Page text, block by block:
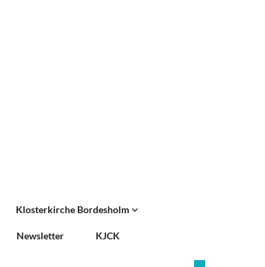
Klosterkirche Bordesholm
Newsletter KJCK